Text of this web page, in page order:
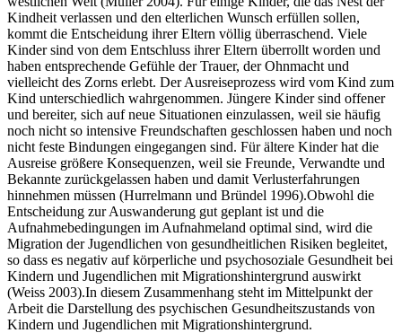
Kindheit verlassen und den elterlichen Wunsch erfüllen sollen,
kommt die Entscheidung ihrer Eltern völlig überraschend. Viele
Kinder sind von dem Entschluss ihrer Eltern überrollt worden und
haben entsprechende Gefühle der Trauer, der Ohnmacht und
vielleicht des Zorns erlebt. Der Ausreiseprozess wird vom Kind zum
Kind unterschiedlich wahrgenommen. Jüngere Kinder sind offener
und bereiter, sich auf neue Situationen einzulassen, weil sie häufig
noch nicht so intensive Freundschaften geschlossen haben und noch
nicht feste Bindungen eingegangen sind. Für ältere Kinder hat die
Ausreise größere Konsequenzen, weil sie Freunde, Verwandte und
Bekannte zurückgelassen haben und damit Verlusterfahrungen
hinnehmen müssen (Hurrelmann und Bründel 1996).Obwohl die
Entscheidung zur Auswanderung gut geplant ist und die
Aufnahmebedingungen im Aufnahmeland optimal sind, wird die
Migration der Jugendlichen von gesundheitlichen Risiken begleitet,
so dass es negativ auf körperliche und psychosoziale Gesundheit bei
Kindern und Jugendlichen mit Migrationshintergrund auswirkt
(Weiss 2003).In diesem Zusammenhang steht im Mittelpunkt der
Arbeit die Darstellung des psychischen Gesundheitszustands von
Kindern und Jugendlichen mit Migrationshintergrund.